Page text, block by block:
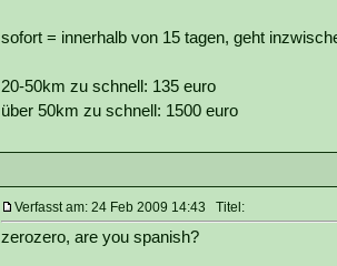
sofort = innerhalb von 15 tagen, geht
20-50km zu schnell: 135 euro
über 50km zu schnell: 1500 euro
Verfasst am: 24 Feb 2009 14:43 Titel:
zerozero, are you spanish?